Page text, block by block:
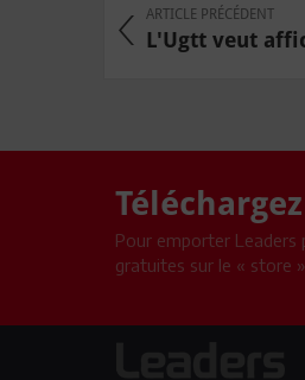
ARTICLE PRÉCÉDENT
L'Ugtt veut
Pour emporter
gratuites sur le « store